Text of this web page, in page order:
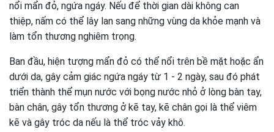
nổi mẩn đỏ, ngứa ngáy. Nếu để thời gian dài không can
thiệp, nấm có thể lây lan sang những vùng da khỏe mạnh và
làm tổn thương nghiêm trọng.
Ban đầu, hiện tượng mẩn đỏ có thể nổi trên bề mặt hoặc ẩn
dưới da, gây cảm giác ngứa ngáy từ 1 - 2 ngày, sau đó phát
triển thành thể mụn nước với bọng nước nhỏ ở lòng bàn tay,
bàn chân, gây tổn thương ở kẽ tay, kẽ chân gọi là thể viêm
kẽ và gây tróc da nếu là thể tróc vảy khô.